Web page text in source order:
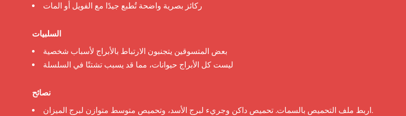
ركائز بصرية واضحة تُطبع جيدًا مع الفويل أو المات
السلبيات
بعض المتسوقين يتجنبون الارتباط بالأبراج لأسباب شخصية
ليست كل الأبراج حيوانات، مما قد يسبب تشتتًا في السلسلة
نصائح
اربط ملف التحميص بالسمات. تحميص داكن وجريء لبرج الأسد، وتحميص متوسط متوازن لبرج الميزان.